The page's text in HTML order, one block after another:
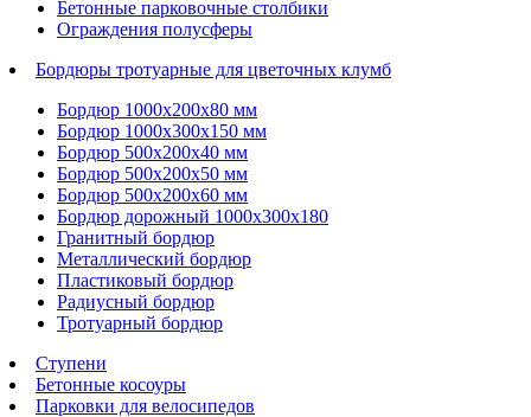
Бетонные парковочные столбики
Ограждения полусферы
Бордюры тротуарные для цветочных клумб
Бордюр 1000х200х80 мм
Бордюр 1000х300х150 мм
Бордюр 500х200х40 мм
Бордюр 500х200х50 мм
Бордюр 500х200х60 мм
Бордюр дорожный 1000х300х180
Гранитный бордюр
Металлический бордюр
Пластиковый бордюр
Радиусный бордюр
Тротуарный бордюр
Ступени
Бетонные косоуры
Парковки для велосипедов